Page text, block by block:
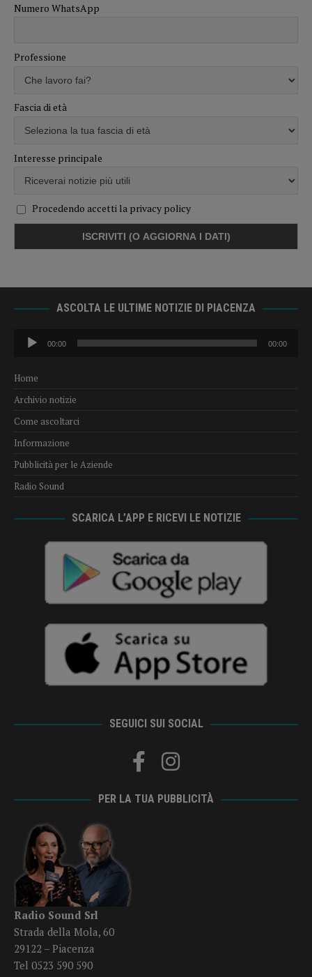
Numero WhatsApp
Professione
Fascia di età
Interesse principale
Procedendo accetti la privacy policy
ASCOLTA LE ULTIME NOTIZIE DI PIACENZA
Audio
Player
00:00 00:00
Home
Archivio notizie
Come ascoltarci
Informazione
Pubblicità per le Aziende
Radio Sound
SCARICA L’APP E RICEVI LE NOTIZIE
SEGUICI SUI SOCIAL
PER LA TUA PUBBLICITÀ
Radio Sound Srl
Strada della Mola, 60
29122 – Piacenza
Tel 0523 590 590